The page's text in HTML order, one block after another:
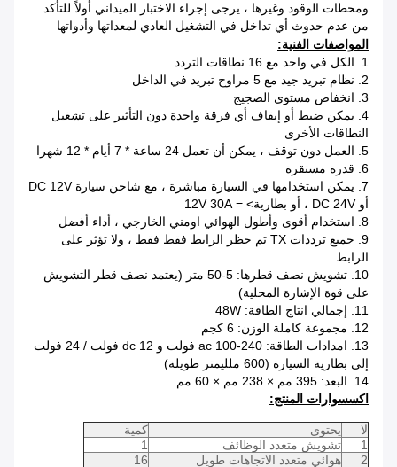
ومحطات الوقود وغيرها ، يرجى إجراء الاختبار الميداني أولاً للتأكد
من عدم حدوث أي تداخل في التشغيل العادي لمعداتها وأدواتها
المواصفات الفنية:
1. الكل في واحد مع 16 نطاقات التردد
2. نظام تبريد جيد مع 5 مراوح تبريد في الداخل
3. انخفاض مستوى الضجيج
4. يمكن ضبط أو إيقاف أي فرقة واحدة دون التأثير على تشغيل
النطاقات الأخرى
5. العمل دون توقف ، يمكن أن تعمل 24 ساعة * 7 أيام * 12 شهرا
6. قدرة مستقرة
7. يمكن استخدامها في السيارة مباشرة ، مع شاحن سيارة DC 12V
أو DC 24V ، أو بطارية> = 12V 30A
8. استخدام أقوى وأطول الهوائي اومني الخارجي ، أداء أفضل
9. جميع ترددات TX تم حظر الرابط فقط فقط ، ولا تؤثر على
الرابط
10. تشويش نصف قطرها: 5-50 متر (يعتمد نصف قطر التشويش
على قوة الإشارة المحلية)
11. إجمالي انتاج الطاقة: 48W
12. مجموعة كاملة الوزن: 6 كجم
13. امدادات الطاقة: ac 100-240 فولت و dc 12 فولت / 24 فولت
إلى بطارية السيارة (600 ملليمتر طويلة)
14. البعد: 395 مم × 238 مم × 60 مم
اكسسوارات المنتج:
لا يحتوى
كمية
1
تشويش متعدد الوظائف
1
2
هوائي متعدد الاتجاهات طويل
16